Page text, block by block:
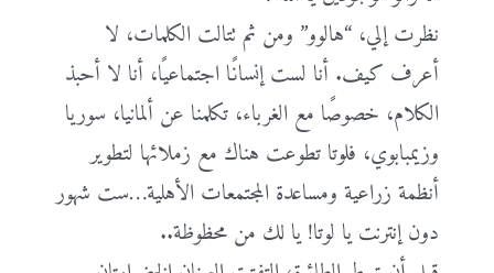
نظرت إلي، “هالوو” ومن ثم تتالت الكلمات، لا
أعرف كيف. أنا لست إنسانًا اجتماعيًا، أنا لا أحبذ
الكلام، خصوصًا مع الغرباء، تكلمنا عن ألمانيا، سوريا
وزيمبابوي، فلوتا تطوعت هناك مع زملائها لتطوير
أنظمة زراعية ومساعدة المجتمعات الأهلية…ست شهور
دون إنترنت يا لوتا! يا لك من محظوظة..